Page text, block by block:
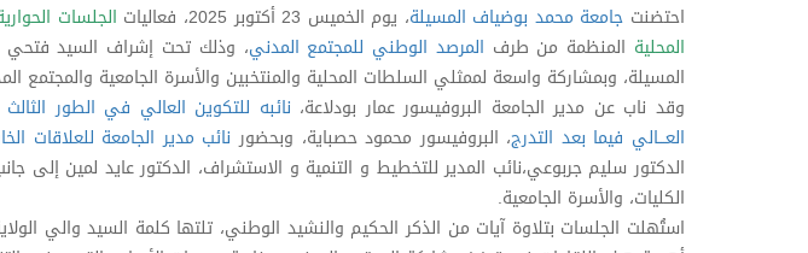
احتضنت جامعة محمد بوضياف المسيلة، يوم الخميس 23 أكتوبر 2025، فعاليات
الجلسات
المحلية المنظمة من طرف المرصد الوطني للمجتمع المدني، وذلك تحت إشراف السيد فتحي
المسيلة، وبمشاركة واسعة لممثلي السلطات المحلية والمنتخبين والأسرة الجامعية والمجتمع
وقد ناب عن مدير الجامعة البروفيسور عمار بودلاعة، نائبه للتكوين العالي في الطور الثالث
العـــالي فيما بعد التدرج، البروفيسور محمود حصباية، وبحضور نائب مدير الجامعة للعلاقات
الدكتور سليم جربوعي،نائب المدير للتخطيط و التنمية و الاستشراف، الدكتور عايد لمين إلى
الكليات، والأسرة الجامعية.
استُهلت الجلسات بتلاوة آيات من الذكر الحكيم والنشيد الوطني، تلتها كلمة السيد والي